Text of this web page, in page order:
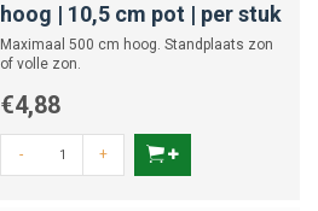
hoog | 10,5 cm pot | per stuk
Maximaal 500 cm hoog. Standplaats zon
of volle zon.
€4,88
- +